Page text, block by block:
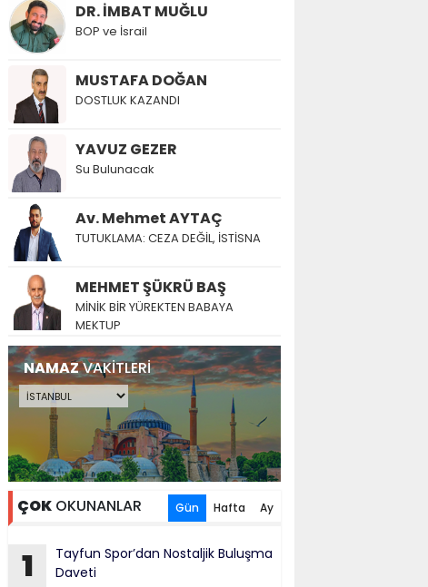
DR. İMBAT MUĞLU
BOP ve İsrail
MUSTAFA DOĞAN
DOSTLUK KAZANDI
YAVUZ GEZER
Su Bulunacak
Av. Mehmet AYTAÇ
TUTUKLAMA: CEZA DEĞİL, İSTİSNA
MEHMET ŞÜKRÜ BAŞ
MİNİK BİR YÜREKTEN BABAYA
MEKTUP
NAMAZVAKİTLERİ
ÇOK OKUNANLAR Gün Hafta Ay
1
Tayfun Spor’dan Nostaljik Buluşma
Daveti